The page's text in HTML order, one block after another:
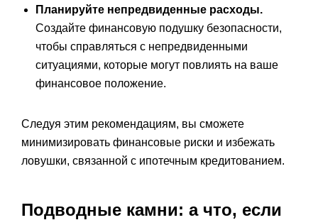
Планируйте непредвиденные расходы.
Создайте финансовую подушку безопасности,
чтобы справляться с непредвиденными
ситуациями, которые могут повлиять на ваше
финансовое положение.
Следуя этим рекомендациям, вы сможете
минимизировать финансовые риски и избежать
ловушки, связанной с ипотечным кредитованием.
Подводные камни: а что, если